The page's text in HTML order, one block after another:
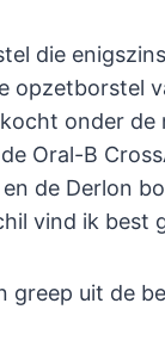
die
opzetborstel
onder de
Oral-B
en de Derlon
vind ik best
greep uit de